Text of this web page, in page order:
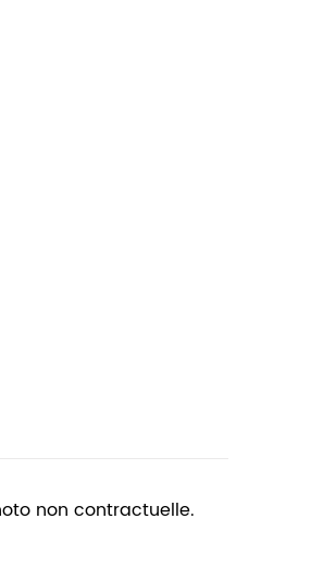
non contractuelle.